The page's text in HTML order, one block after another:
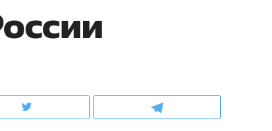
росте цен, дотошных
и чудных запросах мастеров